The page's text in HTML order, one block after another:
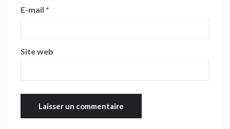
E-mail *
Site web